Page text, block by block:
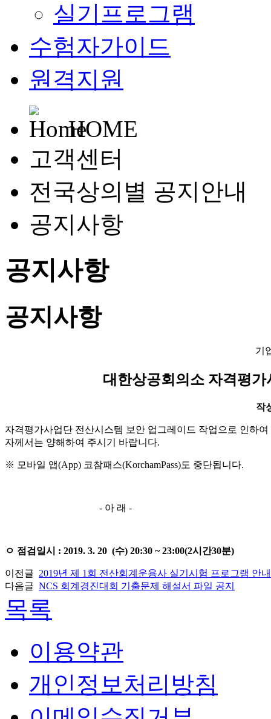
실기프로그램
수험자가이드
원격지원
HOME
고객센터
전국상의별 공지안내
공지사항
공지사항
공지사항
기
대한상공회의소 자격평가
작
자격평가사업단 전산시스템 보안 업그레이드 작업으로 인하
자께서는 양해하여 주시기 바랍니다.
※ 모바일 앱(App) 코참패스(KorchamPass)도 중단됩니다.
- 아 래 -
ㅇ 점검일시 : 2019. 3. 20 (수) 20:30 ~ 23:00(2시간30분)
이전글 2019년 제 1회 전산회계운용사 실기시험 프로그램 안내
다음글 NCS 회계경진대회 기출문제 해설서 파일 공지
목록
이용약관
개인정보처리방침